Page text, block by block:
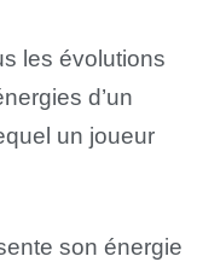
les évolutions
d’un
un joueur
son énergie